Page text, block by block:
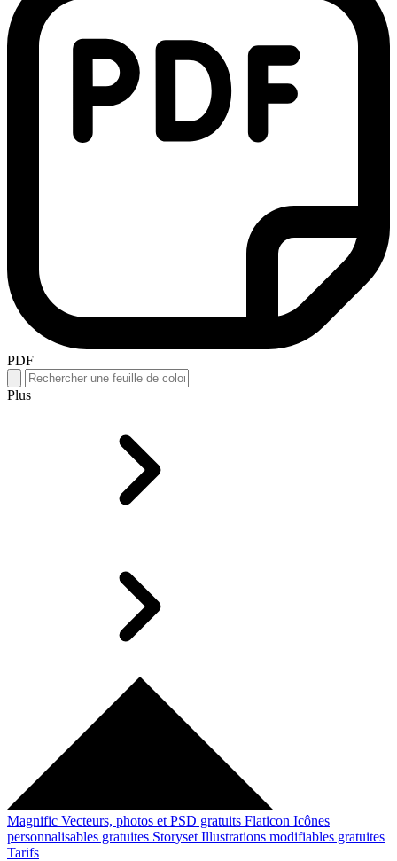
PDF
Plus
Magnific Vecteurs, photos et PSD gratuits Flaticon Icônes
personnalisables gratuites Storyset Illustrations modifiables gratuites
Tarifs